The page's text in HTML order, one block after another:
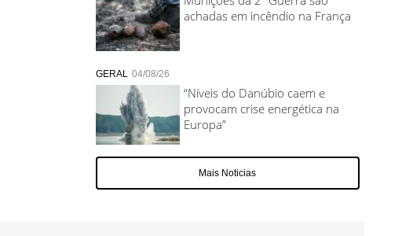
achadas em incêndio na França
GERAL 04/08/26
“Níveis do Danúbio caem e
provocam crise energética na
Europa”
Mais Noticias